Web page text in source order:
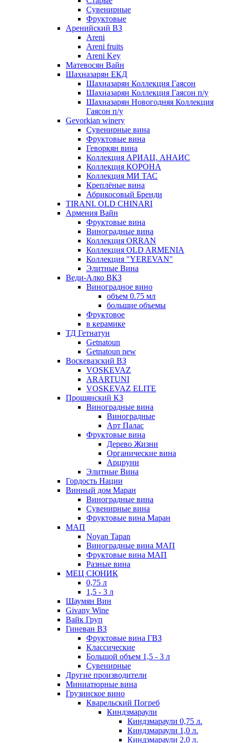
Сувенирные
Фруктовые
Аренийский ВЗ
Areni
Areni fruits
Areni Key
Матевосян Вайн
Шахназарян ЕКД
Шахназарян Коллекция Гаясон
Шахназарян Коллекция Гаясон п/у
Шахназарян Новогодняя Коллекция
Гаясон п/у
Gevorkian winery
Сувенирные вина
Фруктовые вина
Геворкян вина
Коллекция АРИАЦ. АНАИС
Коллекция КОРОНА
Коллекция МИ ТАС
Креплёные вина
Абрикосовый Бренди
TIRANI. OLD CHINARI
Армения Вайн
Фруктовые вина
Виноградные вина
Коллекция ORRAN
Коллекция OLD ARMENIA
Коллекция "YEREVAN"
Элитные Вина
Веди-Алко ВКЗ
Виноградное вино
объем 0.75 мл
большие объемы
Фруктовое
в керамике
ТД Гетнатун
Getnatoun
Getnatoun new
Воскевазский ВЗ
VOSKEVAZ
ARARTUNI
VOSKEVAZ ELITE
Прошянский КЗ
Виноградные вина
Виноградные
Арт Палас
Фруктовые вина
Дерево Жизни
Органические вина
Арцруни
Элитные Вина
Гордость Нации
Винный дом Маран
Виноградные вина
Сувенирные вина
Фруктовые вина Маран
МАП
Noyan Tapan
Виноградные вина МАП
Фруктовые вина МАП
Разные вина
МЕЦ СЮНИК
0,75 л
1,5 - 3 л
Шаумян Вин
Givany Wine
Вайк Груп
Гиневан ВЗ
Фруктовые вина ГВЗ
Классические
Большой объем 1,5 - 3 л
Сувенирные
Другие производители
Миниатюрные вина
Грузинское вино
Кварельский Погреб
Киндзмараули
Киндзмараули 0,75 л.
Киндзмараули 1,0 л.
Киндзмараули 2,0 л.